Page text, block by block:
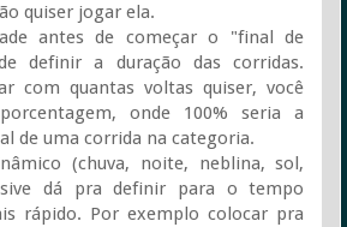
quiser jogar ela.
antes de começar o "final de
definir a duração das corridas.
com quantas voltas quiser, você
onde 100% seria a
de uma corrida na categoria.
(chuva, noite, neblina, sol,
dá pra definir para o tempo
rápido. Por exemplo colocar pra